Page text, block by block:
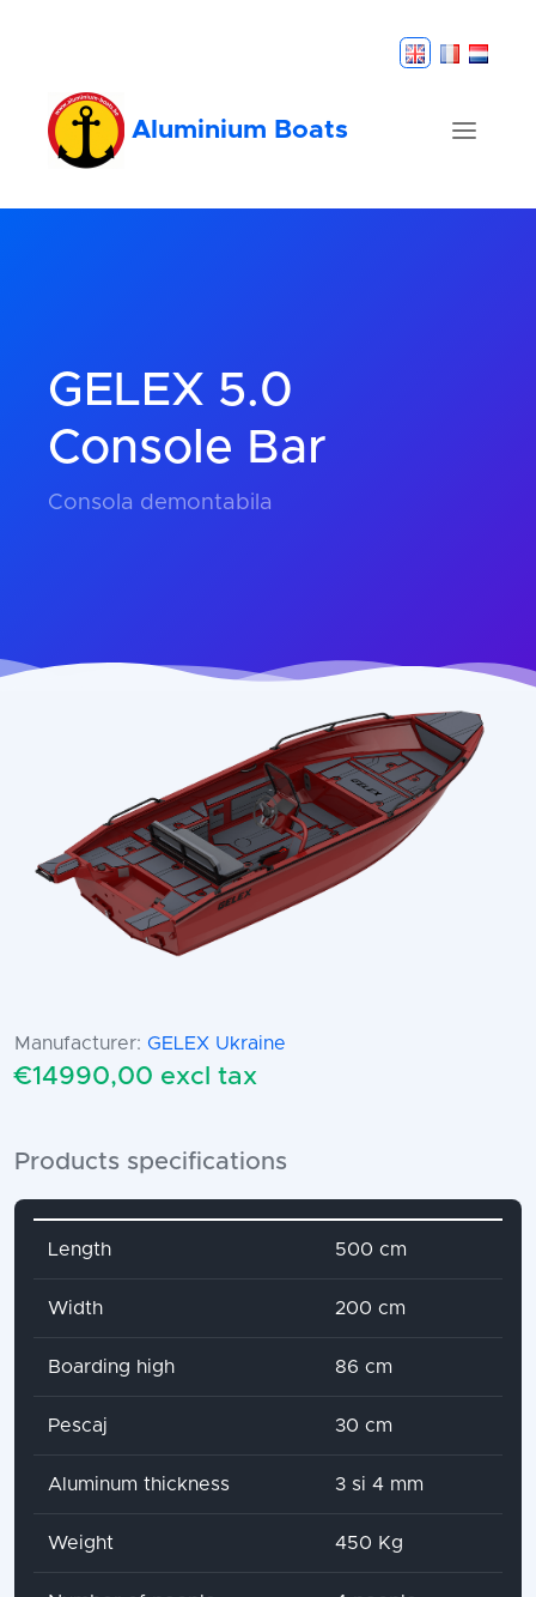
Aluminium Boats
GELEX 5.0
Console Bar
Consola demontabila
Manufacturer: GELEX Ukraine
€14990,00 excl tax
Products specifications
Attribute name Attribute value
Length 500 cm
Width 200 cm
Boarding high 86 cm
Pescaj 30 cm
Aluminum thickness 3 si 4 mm
Weight 450 Kg